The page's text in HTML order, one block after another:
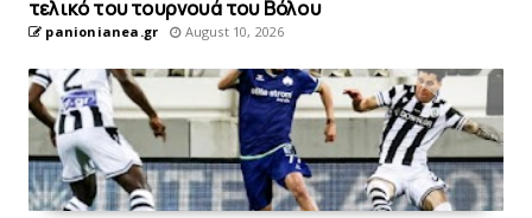
τελικό του τουρνουά του Bόλου
panionianea.gr August 10, 2026